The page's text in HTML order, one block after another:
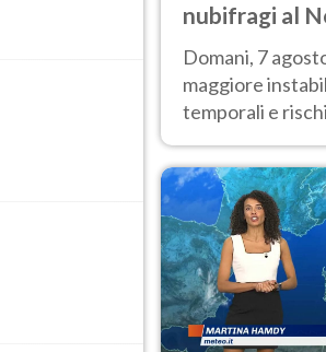
nubifragi al
Sud caldo
Domani, 7
maggiore
temporali e
previsioni.